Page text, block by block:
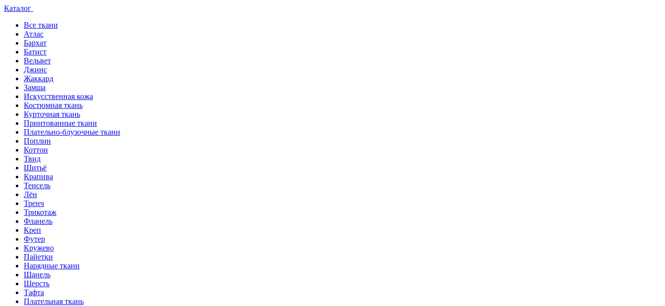
Каталог
Все ткани
Атлас
Бархат
Батист
Вельвет
Джинс
Жаккард
Замша
Искусственная кожа
Костюмная ткань
Курточная ткань
Принтованные ткани
Плательно-блузочные ткани
Поплин
Коттон
Твид
Шитьё
Крапива
Тенсель
Лён
Тренч
Трикотаж
Фланель
Креп
Футер
Кружево
Пайетки
Нарядные ткани
Шанель
Шерсть
Тафта
Плательная ткань